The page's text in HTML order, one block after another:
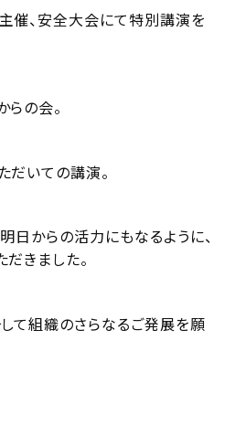
催、安全大会にて特別講演を
の会。
いての講演。
日からの活力にもなるように、
きました。
て組織のさらなるご発展を願